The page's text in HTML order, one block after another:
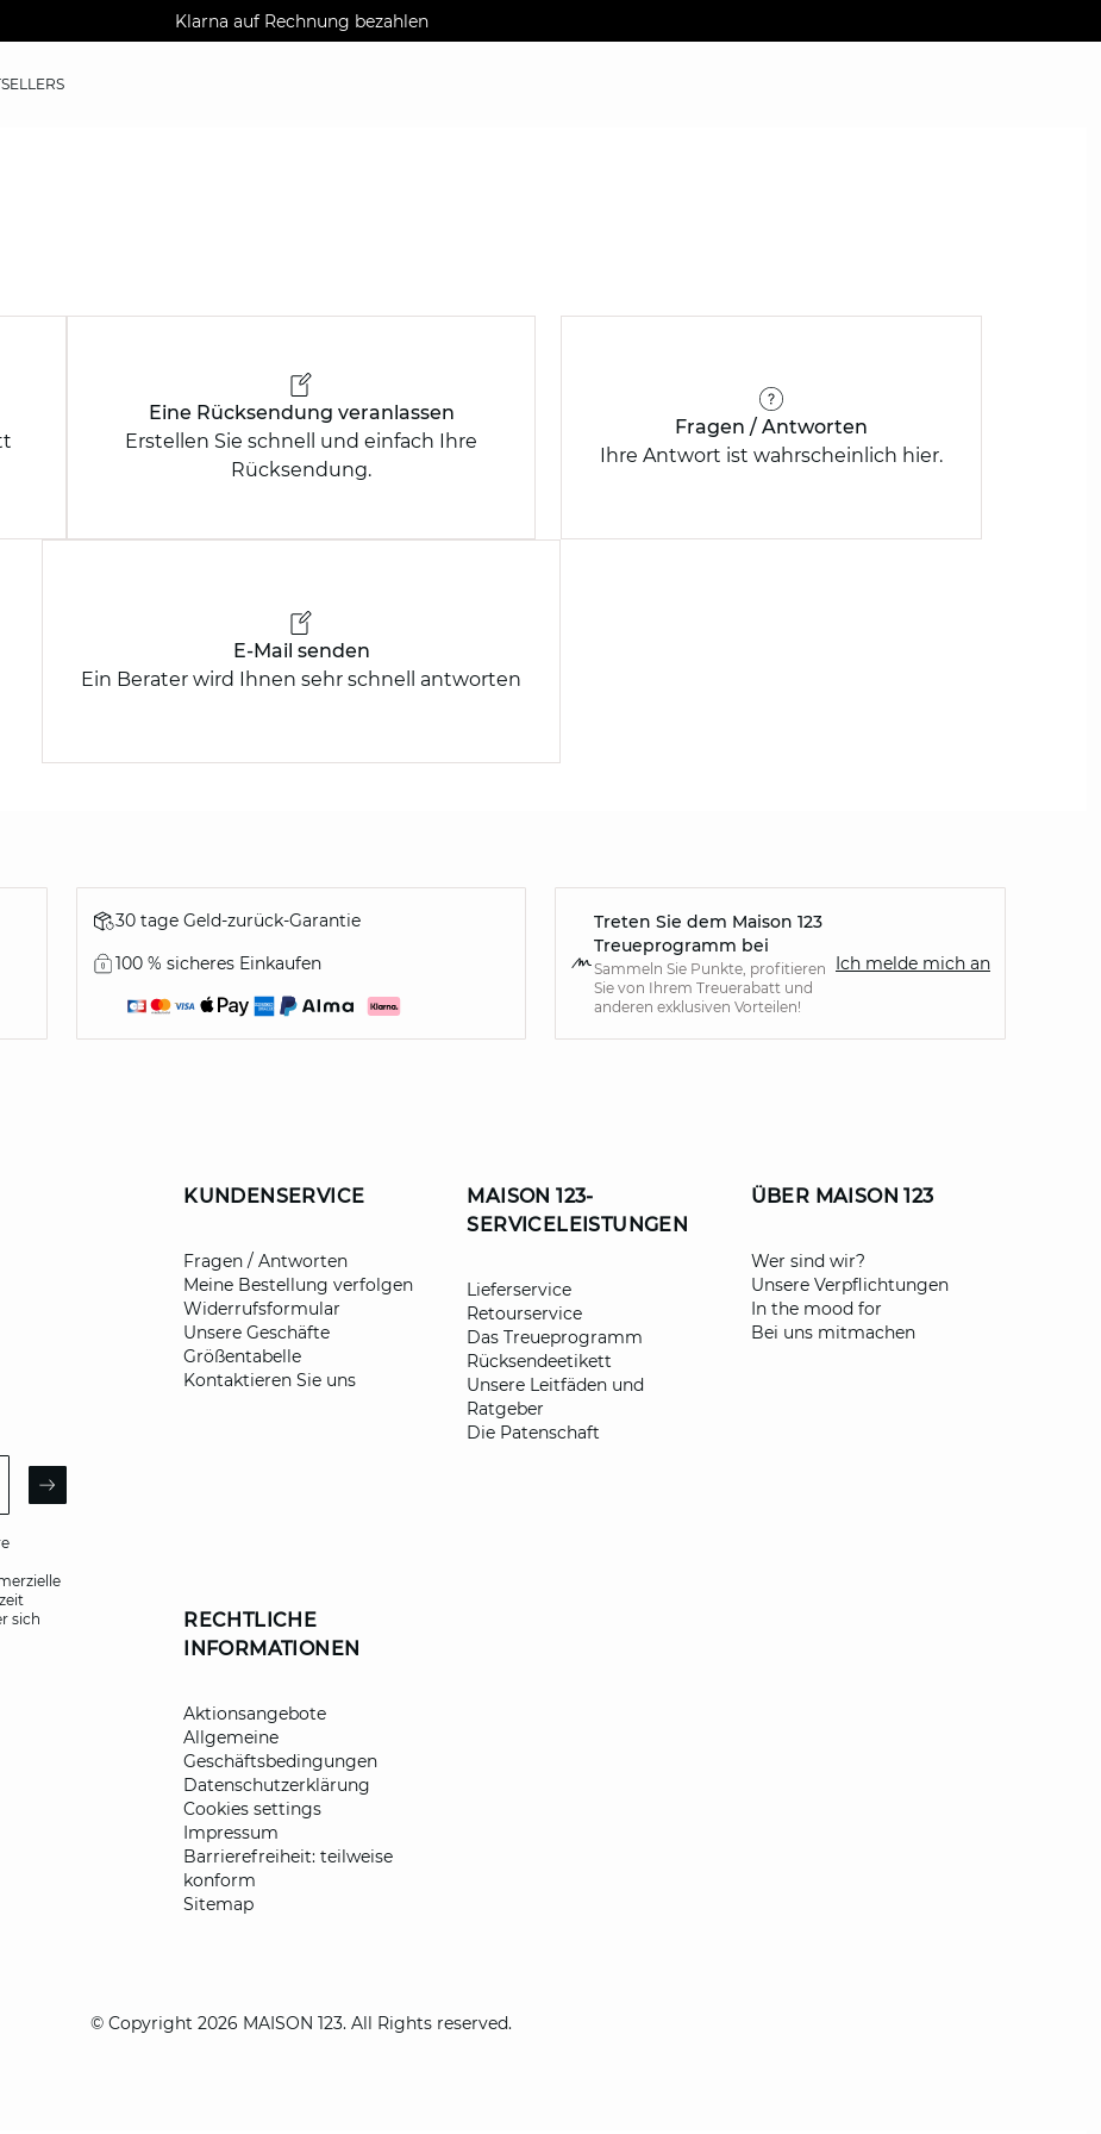
Kostenlose Lieferung nach Hause ab 150 €
AGUA : Entdecken Sie unsere neue Kollektion
Klarna auf Rechnung bezahlen
Sie Hilfe?
die am besten zu Ihrem Bedarf passt, und erhalten Sie so schnell wie möglich
eine Antwort.
Eine Rücksendung veranlassen
Erstellen Sie schnell und einfach Ihre
Rücksendung.
Fragen / Antworten
Ihre Antwort ist wahrscheinlich hier.
E-Mail senden
Ein Berater wird Ihnen sehr schnell antworten
30 tage Geld-zurück-Garantie
100 % sicheres Einkaufen
Treten Sie dem Maison 123
Treueprogramm bei
Sammeln Sie Punkte, profitieren
Sie von Ihrem Treuerabatt und
anderen exklusiven Vorteilen!
Ich melde mich an
ARROW
sich
KUNDENSERVICE
Fragen / Antworten
Meine Bestellung verfolgen
Widerrufsformular
Unsere Geschäfte
Größentabelle
Kontaktieren Sie uns
RECHTLICHE
INFORMATIONEN
Aktionsangebote
Allgemeine
Geschäftsbedingungen
Datenschutzerklärung
Cookies settings
Impressum
Barrierefreiheit: teilweise
konform
Sitemap
MAISON 123-
SERVICELEISTUNGEN
Lieferservice
Retourservice
Das Treueprogramm
Rücksendeetikett
Unsere Leitfäden und
Ratgeber
Die Patenschaft
ÜBER MAISON 123
​Wer sind wir?
Unsere Verpflichtungen
In the mood for
Bei uns mitmachen
© Copyright 2026 MAISON 123. All Rights reserved.